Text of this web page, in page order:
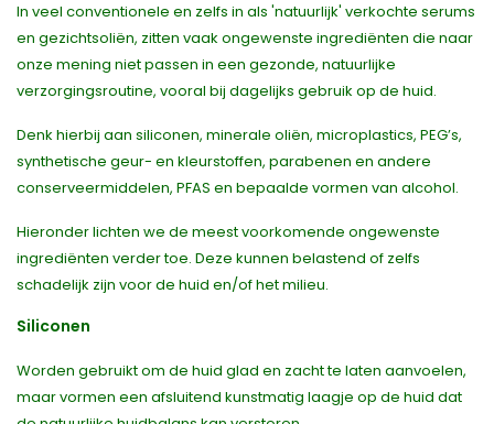
In veel conventionele en zelfs in als 'natuurlijk' verkochte serums
en gezichtsoliën, zitten vaak ongewenste ingrediënten die naar
onze mening niet passen in een gezonde, natuurlijke
verzorgingsroutine, vooral bij dagelijks gebruik op de huid.
Denk hierbij aan siliconen, minerale oliën, microplastics, PEG’s,
synthetische geur- en kleurstoffen, parabenen en andere
conserveermiddelen, PFAS en bepaalde vormen van alcohol.
Hieronder lichten we de meest voorkomende ongewenste
ingrediënten verder toe. Deze kunnen belastend of zelfs
schadelijk zijn voor de huid en/of het milieu.
Siliconen
Worden gebruikt om de huid glad en zacht te laten aanvoelen,
maar vormen een afsluitend kunstmatig laagje op de huid dat